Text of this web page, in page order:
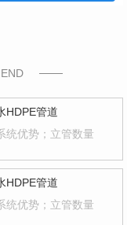
HDPE管道
统优势；立管数量
HDPE管道
统优势；立管数量